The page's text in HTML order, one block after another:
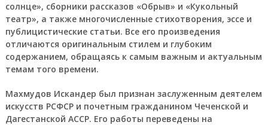
солнце», сборники рассказов «Обрыв» и «Кукольный
театр», а также многочисленные стихотворения, эссе и
публицистические статьи. Все его произведения
отличаются оригинальным стилем и глубоким
содержанием, обращаясь к самым важным и актуальным
темам того времени.
Махмудов Искандер был признан заслуженным деятелем
искусств РСФСР и почетным гражданином Чеченской и
Дагестанской АССР. Его работы переведены на